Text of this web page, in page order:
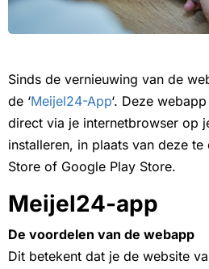
Sinds de vernieuwing van de
de ‘Meijel24-App‘. Deze
direct via je internetbrowser op
installeren, in plaats van deze
Store of Google Play Store.
Meijel24-app
De voordelen van de webapp
Dit betekent dat je de website